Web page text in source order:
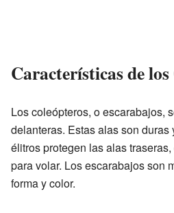
Características de
Los coleópteros, o escarabajos,
delanteras. Estas alas son
élitros protegen las alas
para volar. Los escarabajos son
forma y color.